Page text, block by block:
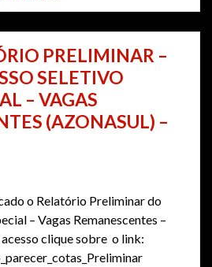
PRELIMINAR –
SELETIVO
– VAGAS
(AZONASUL) –
o Relatório Preliminar do
– Vagas Remanescentes –
clique sobre o link: